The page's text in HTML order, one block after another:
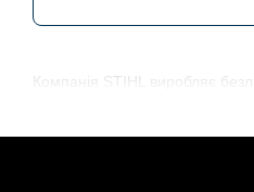
Компанія STIHL виробляє